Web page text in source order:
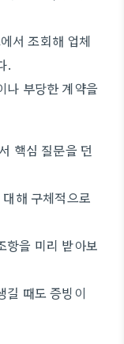
서 조회해 업체
.
나 부당한 계약을
핵심 질문을 던
해 구체적으로
항을 미리 받아보
길 때도 증빙이